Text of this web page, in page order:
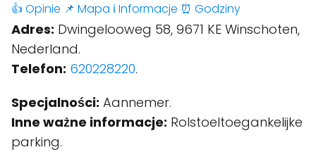
👍 Opinie 📌 Mapa ℹ️ Informacje ⏰ Godziny
Adres: Dwingelooweg 58, 9671 KE Winschoten,
Nederland.
Telefon: 620228220.
Specjalności: Aannemer.
Inne ważne informacje: Rolstoeltoegankelijke
parking.